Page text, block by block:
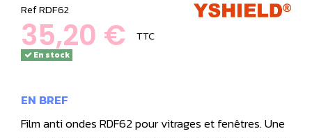
RefRDF62
35,20 € TTC
En stock
EN BREF
Film anti ondes RDF62 pour vitrages et fenêtres. Une